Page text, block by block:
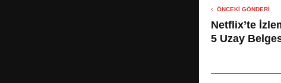
ÖNCEKI GÖNDERI
Netflix’te
5 Uzay